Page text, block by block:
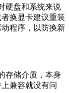
硬盘和系统来说
换显卡建议重装
程序，以防换新
存储介质，本身
兼容就没有问